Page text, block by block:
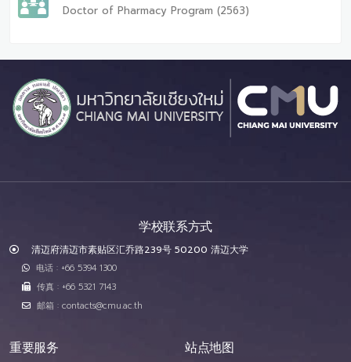
Doctor of Pharmacy Program (2563)
学校联系方式
清迈府清迈市素贴区汇乔路239号 50200 清迈大学
电话 : +66 5394 1300
传真 : +66 5321 7143
邮箱 : contacts@cmu.ac.th
重要服务 站点地图